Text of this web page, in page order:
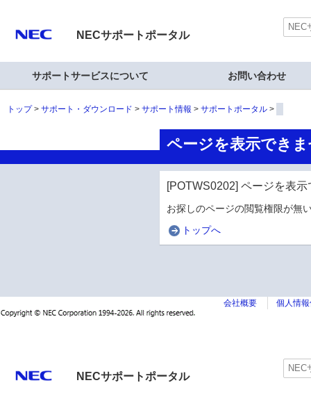
NECサポートポータル
サポートサービスについて お問い合わせ
トップ サポート・ダウンロード サポート情報 サポートポータル
ページを表示でき
[POTWS0202] ページを表
お探しのページの閲覧権限が無
トップへ
会社概要 個人情
NECサポートポータル